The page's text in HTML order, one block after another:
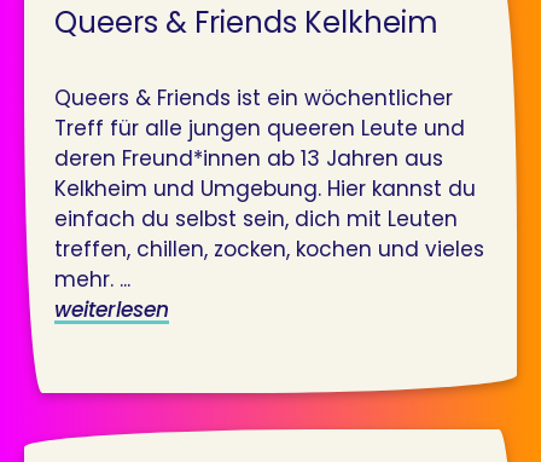
Queers & Friends Kelkheim
Queers & Friends ist ein wöchentlicher
Treff für alle jungen queeren Leute und
deren Freund*innen ab 13 Jahren aus
Kelkheim und Umgebung. Hier kannst du
einfach du selbst sein, dich mit Leuten
treffen, chillen, zocken, kochen und vieles
mehr. ...
weiterlesen